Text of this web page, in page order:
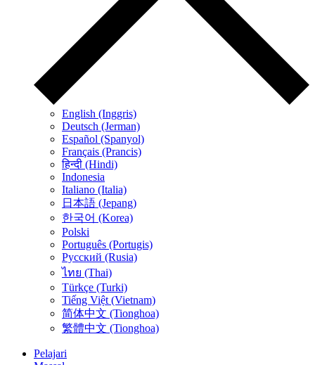
English (Inggris)
Deutsch (Jerman)
Español (Spanyol)
Français (Prancis)
हिन्दी (Hindi)
Indonesia
Italiano (Italia)
日本語 (Jepang)
한국어 (Korea)
Polski
Português (Portugis)
Русский (Rusia)
ไทย (Thai)
Türkçe (Turki)
Tiếng Việt (Vietnam)
简体中文 (Tionghoa)
繁體中文 (Tionghoa)
Pelajari